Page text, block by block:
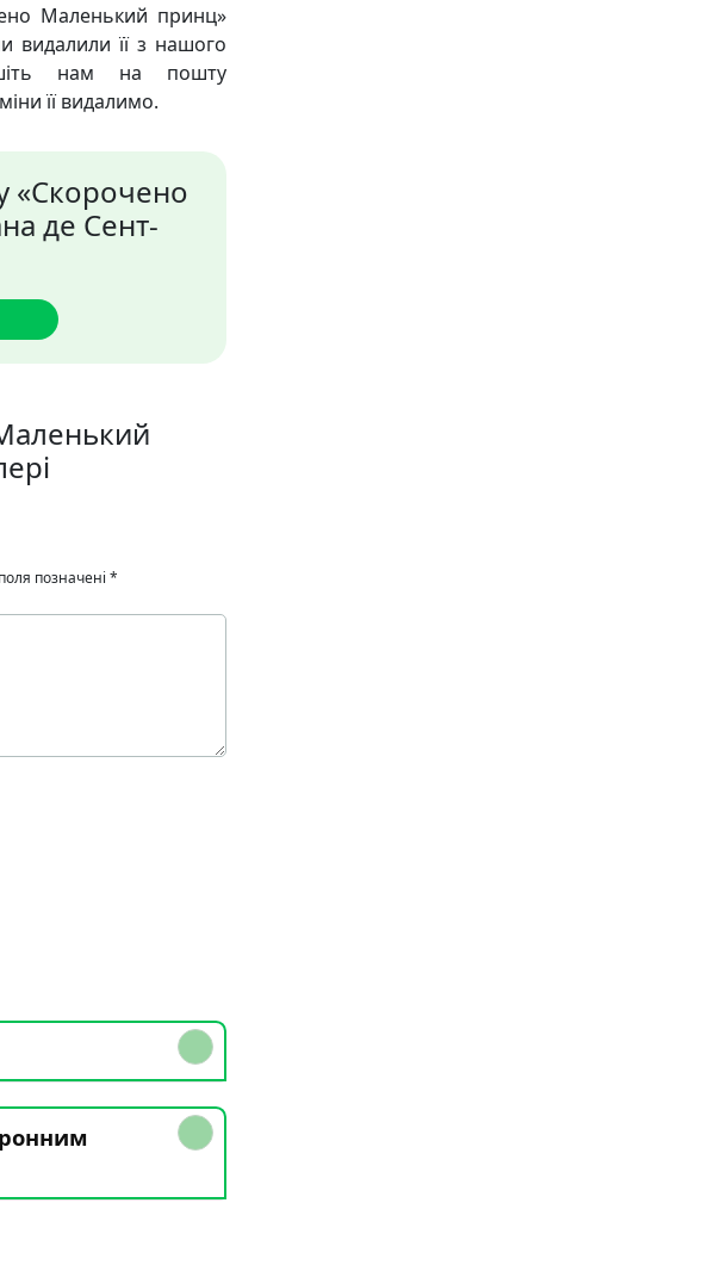
Маленький принц»
видалили її з нашого
нам на пошту
її видалимо.
«Скорочено
де Сент-
позначені *